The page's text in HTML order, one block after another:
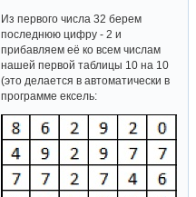
Из первого числа 32 берем
последнюю цифру - 2 и
прибавляем её ко всем числам
нашей первой таблицы 10 на 10
(это делается в автоматически в
программе ексель: